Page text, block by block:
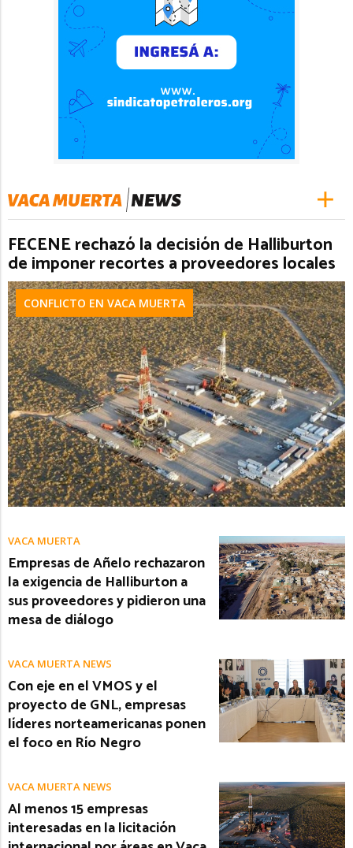
FECENE rechazó la decisión de Halliburton
de imponer recortes a proveedores locales
CONFLICTO EN VACA MUERTA
VACA MUERTA
Empresas de Añelo rechazaron
la exigencia de Halliburton a
sus proveedores y pidieron una
mesa de diálogo
VACA MUERTA NEWS
Con eje en el VMOS y el
proyecto de GNL, empresas
líderes norteamericanas ponen
el foco en Río Negro
VACA MUERTA NEWS
Al menos 15 empresas
interesadas en la licitación